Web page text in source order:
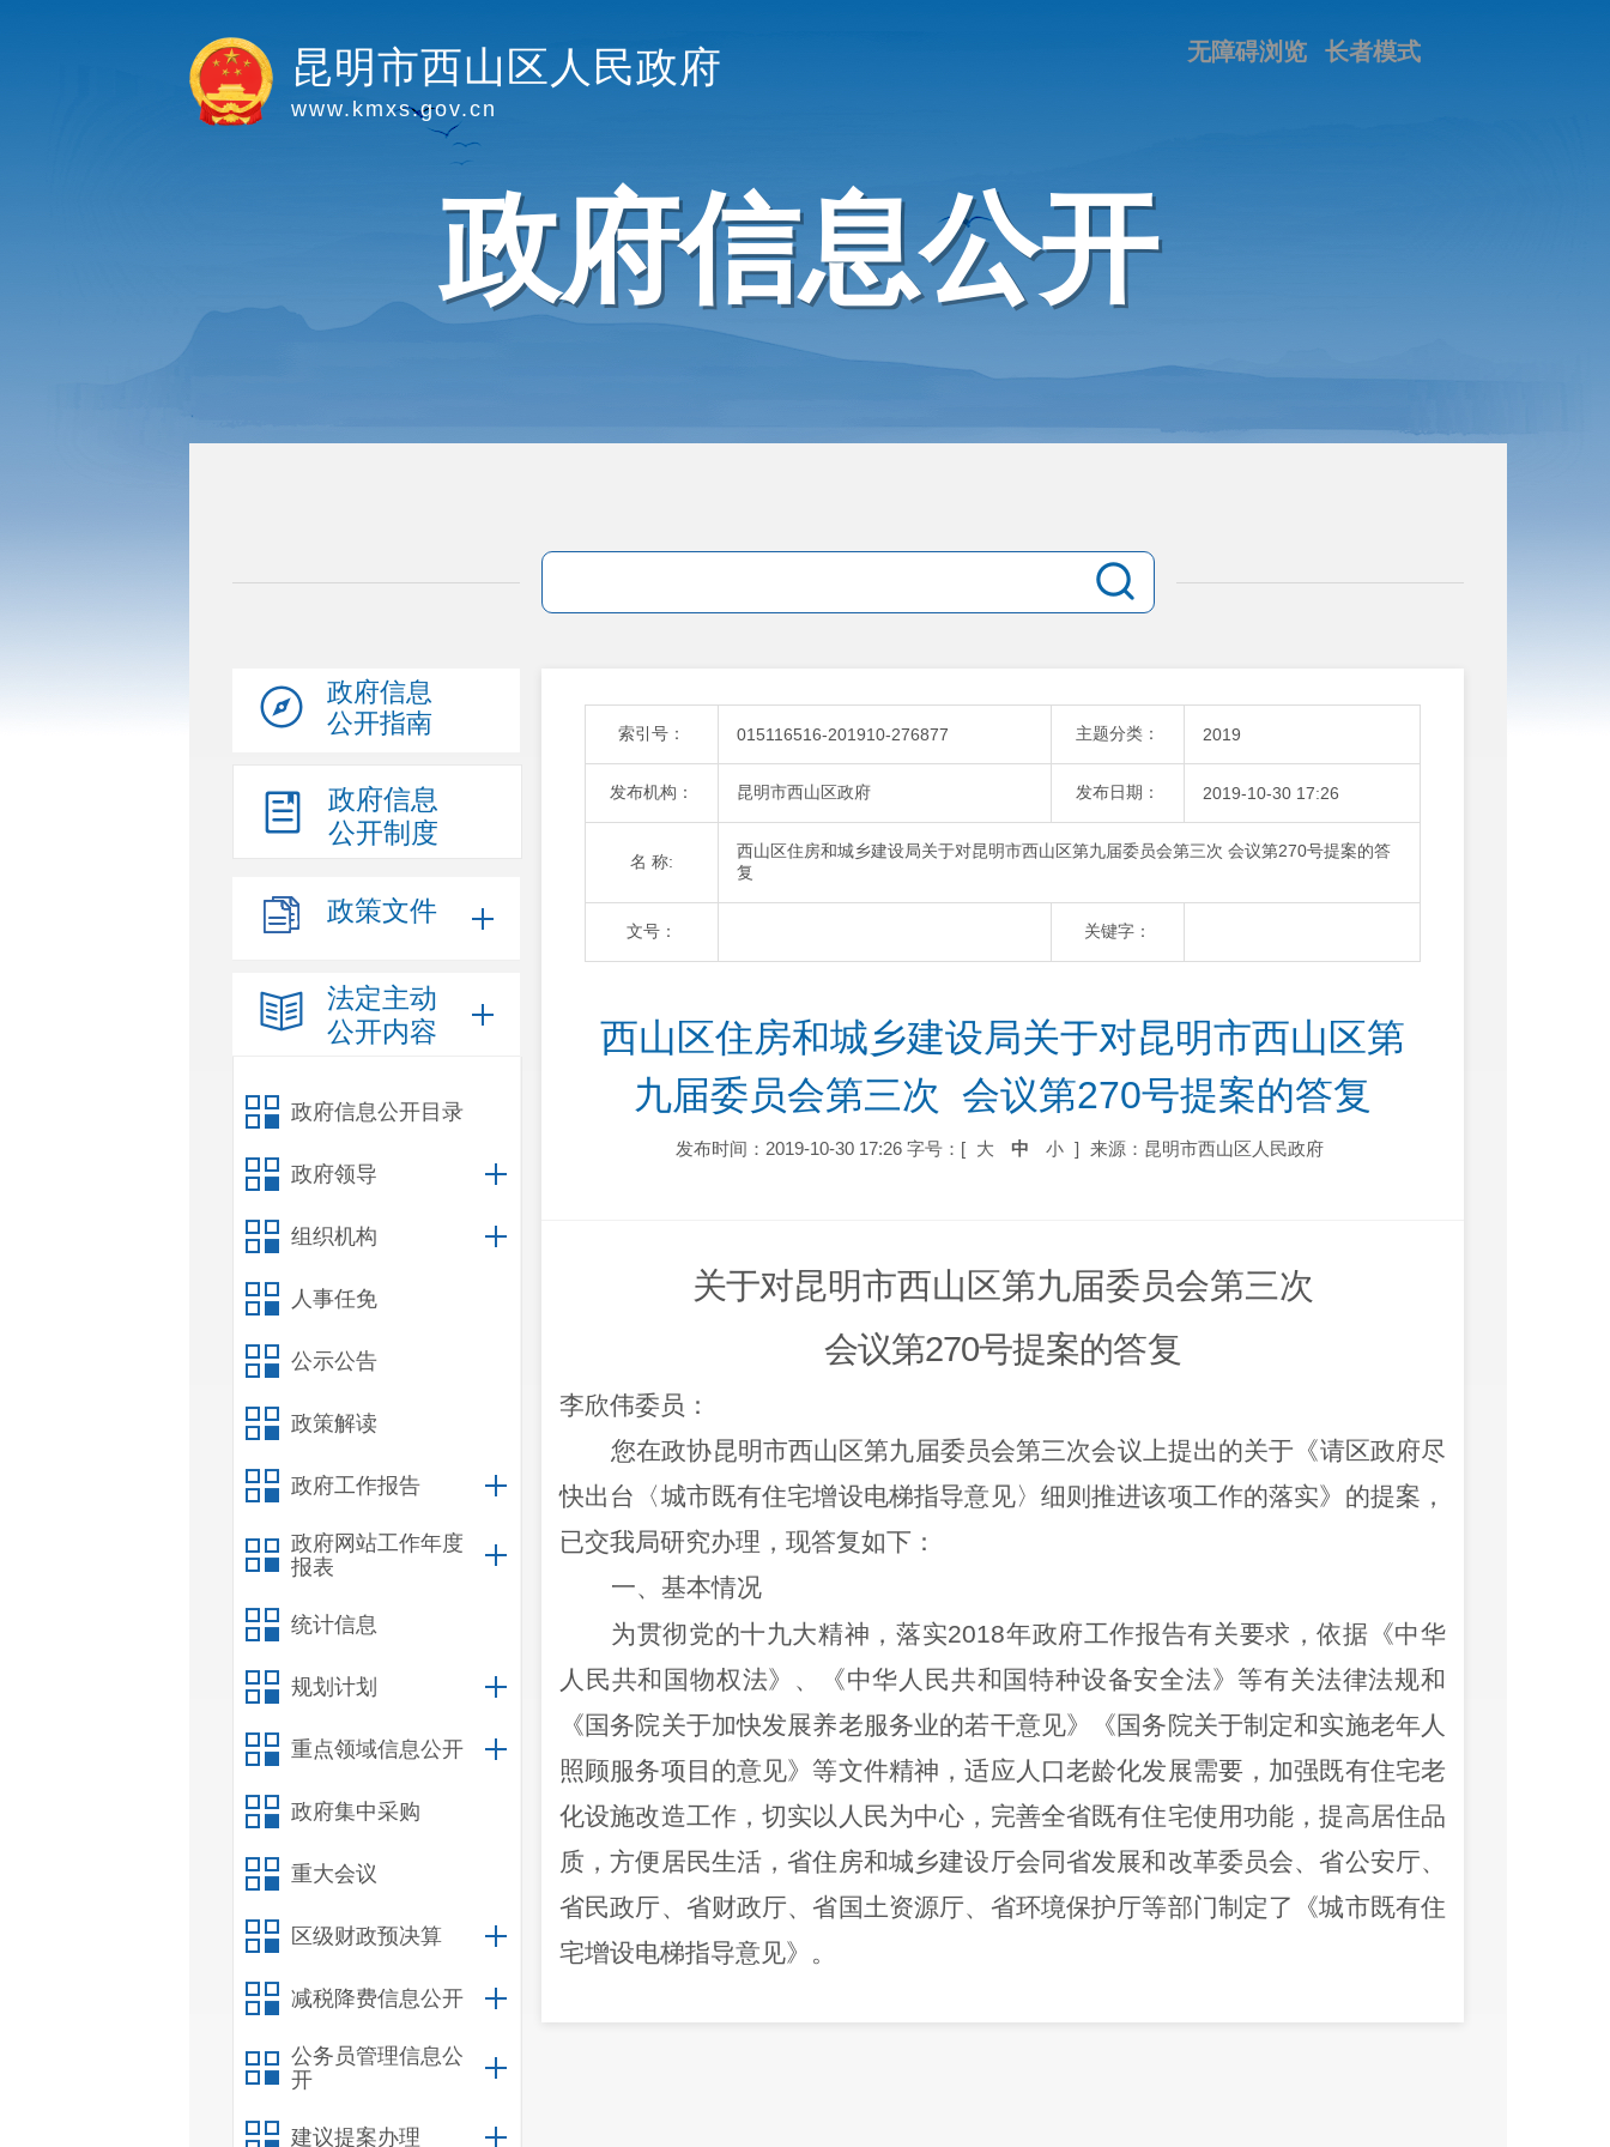
昆明市西山区人民政府
www.kmxs.gov.cn
长者模式
无障碍浏览
政府信息公开
政府信息
公开指南
政府信息
公开制度
政策文件
法定主动
公开内容
政府信息公开目录
政府领导
组织机构
人事任免
公示公告
政策解读
政府工作报告
政府网站工作年度
报表
统计信息
规划计划
重点领域信息公开
政府集中采购
重大会议
区级财政预决算
减税降费信息公开
公务员管理信息公
开
建议提案办理
索引号： 015116516-201910-276877 主题分类： 2019
发布机构： 昆明市西山区政府 发布日期： 2019-10-30 17:26
名 称:
西山区住房和城乡建设局关于对昆明市西山区第九届委员会第三次 会议第270号提案的答
复
文号： 关键字：
西山区住房和城乡建设局关于对昆明市西山区第
九届委员会第三次  会议第270号提案的答复
发布时间：2019-10-30 17:26 字号：[ 大 中 小 ] 来源：昆明市西山区人民政府
关于对昆明市西山区第九届委员会第三次
会议第270号提案的答复
李欣伟委员：
您在政协昆明市西山区第九届委员会第三次会议上提出的关于《请区政府尽
快出台〈城市既有住宅增设电梯指导意见〉细则推进该项工作的落实》的提案，
已交我局研究办理，现答复如下：
一、基本情况
为贯彻党的十九大精神，落实2018年政府工作报告有关要求，依据《中华
人民共和 国物权法》、《中华人民共和国特种设备安全法》等有关法律法规和
《国务院关于加快发展养老服务业的若干意见》《国务院关于制定和实施老年人
照顾服务项目的意见》等文件精神，适应人口老龄化发展需要，加强既有住宅老
化设施改造工作，切实以人民为中心，完善全省既有住宅使用功能，提高居住品
质，方便居民生活，省住房和城乡建设厅会同省发展和改革委员会、省公安厅、
省民政厅、省财政厅、省国土资源厅、省环境保护厅等部门制定了《城市既有住
宅增设电梯指导意见》。